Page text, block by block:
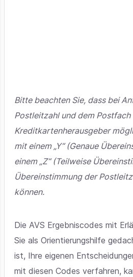
Bitte beachten Sie, dass bei
Postleitzahl und dem Postfach
Kreditkartenherausgeber
mit einem „Y“ (Genaue
einem „Z“ (Teilweise
Übereinstimmung der
können.
Die AVS Ergebniscodes mit
Sie als Orientierungshilfe
ist, Ihre eigenen
mit diesen Codes verfahren,